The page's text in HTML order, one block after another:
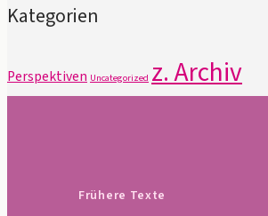
Kategorien
Perspektiven Uncategorized z. Archiv
Frühere Texte